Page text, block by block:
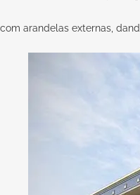
com arandelas externas,